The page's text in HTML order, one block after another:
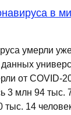
в
умерли
данных
от COVID-
3 млн 94 тыс.
14